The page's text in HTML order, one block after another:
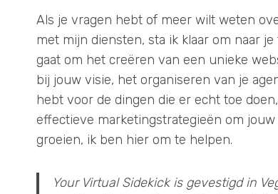
Als je vragen hebt of meer wilt weten
met mijn diensten, sta ik klaar om naar
gaat om het creëren van een unieke
bij jouw visie, het organiseren van je
hebt voor de dingen die er echt toe
effectieve marketingstrategieën om
groeien, ik ben hier om te helpen.
Your Virtual Sidekick is gevestigd in